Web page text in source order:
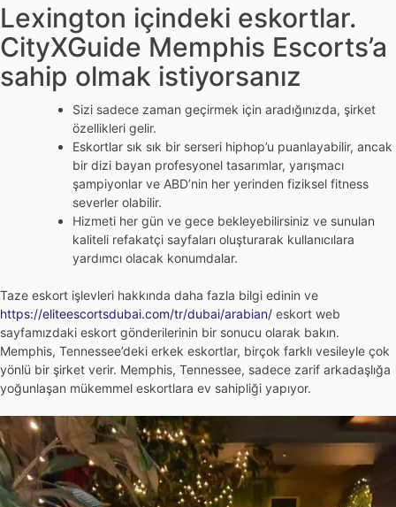
Lexington içindeki eskortlar.
CityXGuide Memphis Escorts’a
sahip olmak istiyorsanız
Sizi sadece zaman geçirmek için aradığınızda, şirket
özellikleri gelir.
Eskortlar sık ​​sık bir serseri hiphop’u puanlayabilir, ancak
bir dizi bayan profesyonel tasarımlar, yarışmacı
şampiyonlar ve ABD’nin her yerinden fiziksel fitness
severler olabilir.
Hizmeti her gün ve gece bekleyebilirsiniz ve sunulan
kaliteli refakatçi sayfaları oluşturarak kullanıcılara
yardımcı olacak konumdalar.
Taze eskort işlevleri hakkında daha fazla bilgi edinin ve
https://eliteescortsdubai.com/tr/dubai/arabian/ eskort web
sayfamızdaki eskort gönderilerinin bir sonucu olarak bakın.
Memphis, Tennessee’deki erkek eskortlar, birçok farklı vesileyle çok
yönlü bir şirket verir. Memphis, Tennessee, sadece zarif arkadaşlığa
yoğunlaşan mükemmel eskortlara ev sahipliği yapıyor.